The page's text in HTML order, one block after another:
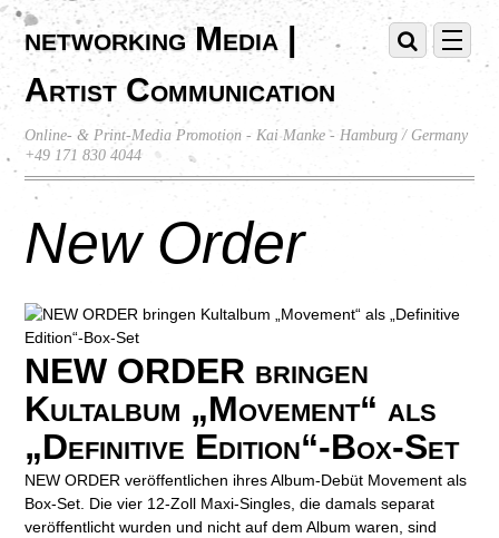
networking Media |
Artist Communication
Online- & Print-Media Promotion - Kai Manke - Hamburg / Germany
+49 171 830 4044
New Order
NEW ORDER bringen
Kultalbum „Movement“ als
„Definitive Edition“-Box-Set
NEW ORDER veröffentlichen ihres Album-Debüt Movement als
Box-Set. Die vier 12-Zoll Maxi-Singles, die damals separat
veröffentlicht wurden und nicht auf dem Album waren, sind